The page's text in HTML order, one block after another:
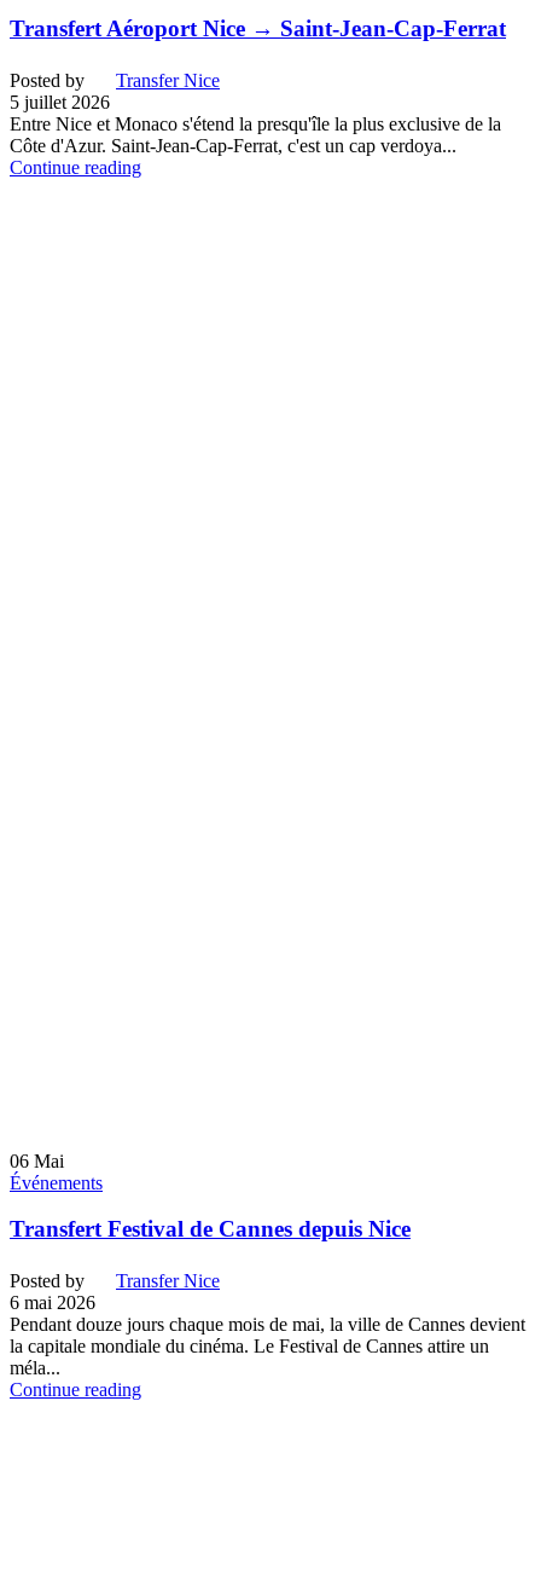
Transfert Aéroport Nice → Saint-Jean-Cap-Ferrat
Posted by
Transfer Nice
5 juillet 2026
Entre Nice et Monaco s'étend la presqu'île la plus exclusive de la
Côte d'Azur. Saint-Jean-Cap-Ferrat, c'est un cap verdoya...
Continue reading
06 Mai
Événements
Transfert Festival de Cannes depuis Nice
Posted by
Transfer Nice
6 mai 2026
Pendant douze jours chaque mois de mai, la ville de Cannes devient
la capitale mondiale du cinéma. Le Festival de Cannes attire un
méla...
Continue reading